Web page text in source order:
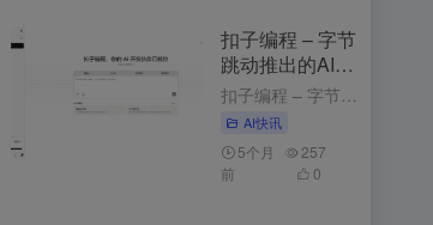
扣子编程 – 字节
跳动推出的AI应
用开发平台
扣子编程 – 字节跳动推出的AI应用开发平台 3个月前发布 扣子编程是什么 扣子编程是字节跳动推出的，通过自然语言描述需求，快速生成智能体、工作流和网页应用。平台提供开箱即用的云端开发环境，无需安装工...
AI快讯
5个月
前
257
0